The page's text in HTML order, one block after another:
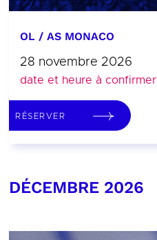
OL / AS MONACO
28 novembre 2026
date et heure à confirmer
RÉSERVER
DÉCEMBRE 2026